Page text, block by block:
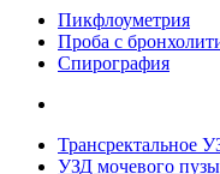
Пикфлоуметрия
Проба с
Спирография
Трансректальное
УЗД мочевого